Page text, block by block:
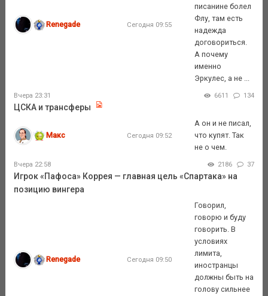
Renegade Сегодня 09:55
писанине болел
Флу, там есть
надежда
договориться.
А почему
именно
Эркулес, а не ...
Вчера 23:31 6611 134
ЦСКА и трансферы
Макс Сегодня 09:52
А он и не писал,
что купят. Так
не о чем.
Вчера 22:58 2186 37
Игрок «Пафоса» Коррея — главная цель «Спартака» на
позицию вингера
Renegade Сегодня 09:50
Говорил,
говорю и буду
говорить. В
условиях
лимита,
иностранцы
должны быть на
голову сильнее